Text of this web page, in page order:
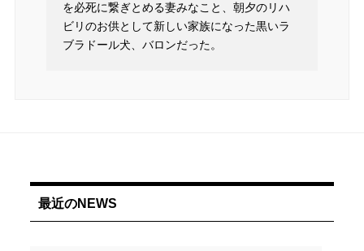
を必死に繋ぎとめる妻みなこと、朝夕のリハ
ビリのお供として新しい家族になった黒いラ
ブラドール犬、バロンだった。
最近のNEWS